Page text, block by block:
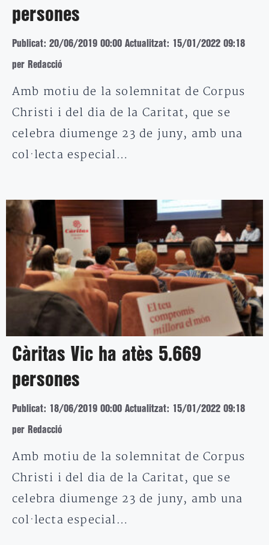
persones
Publicat: 20/06/2019 00:00 Actualitzat: 15/01/2022 09:18
per Redacció
Amb motiu de la solemnitat de Corpus
Christi i del dia de la Caritat, que se
celebra diumenge 23 de juny, amb una
col·lecta especial…
Càritas Vic ha atès 5.669
persones
Publicat: 18/06/2019 00:00 Actualitzat: 15/01/2022 09:18
per Redacció
Amb motiu de la solemnitat de Corpus
Christi i del dia de la Caritat, que se
celebra diumenge 23 de juny, amb una
col·lecta especial…